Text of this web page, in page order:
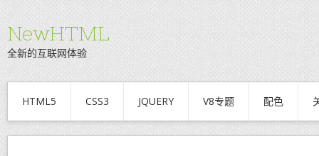
NewHTML
全新的互联网体验
HTML5 CSS3 JQUERY V8专题 配色